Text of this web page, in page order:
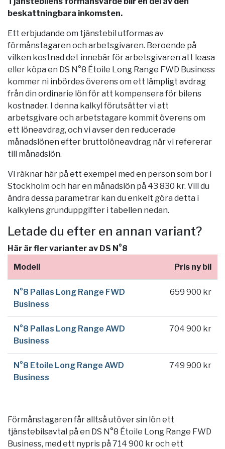
beskattningbara inkomsten.
Ett erbjudande om tjänstebil utformas av
förmånstagaren och arbetsgivaren. Beroende på
vilken kostnad det innebär för arbetsgivaren att leasa
eller köpa en DS N°8 Étoile Long Range FWD Business
kommer ni inbördes överens om ett lämpligt avdrag
från din ordinarie lön för att kompensera för bilens
kostnader. I denna kalkyl förutsätter vi att
arbetsgivare och arbetstagare kommit överens om
ett löneavdrag, och vi avser den reducerade
månadslönen efter bruttolöneavdrag när vi refererar
till månadslön.
Vi räknar här på ett exempel med en person som bor i
Stockholm och har en månadslön på 43 830 kr. Vill du
ändra dessa parametrar kan du enkelt göra detta i
kalkylens grunduppgifter i tabellen nedan.
Letade du efter en annan variant?
Här är fler varianter av DS N°8
Modell
Pris ny bil
N°8 Pallas Long Range FWD
Business
659 900 kr
N°8 Pallas Long Range AWD
Business
704 900 kr
N°8 Etoile Long Range AWD
Business
749 900 kr
Förmånstagaren får alltså utöver sin lön ett
tjänstebilsavtal på en DS N°8 Étoile Long Range FWD
Business, med ett nypris på 714 900 kr och ett